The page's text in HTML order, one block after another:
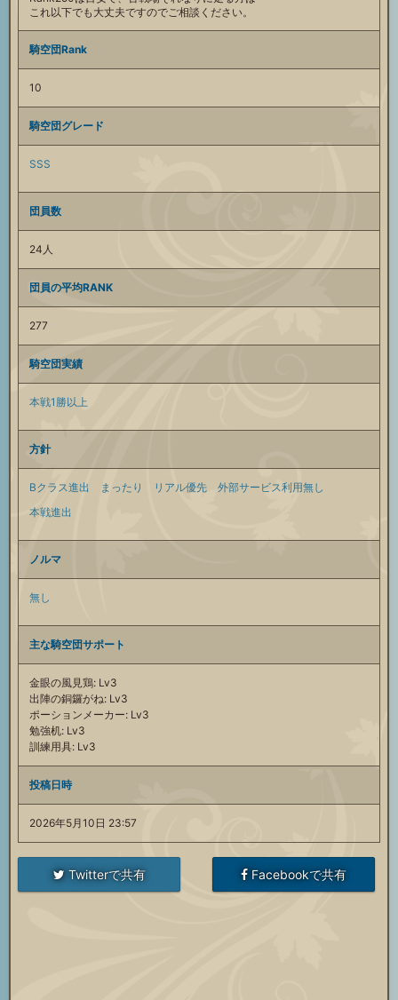
これ以下でも大丈夫ですのでご相談ください。
騎空団Rank
10
騎空団グレード
SSS
団員数
24人
団員の平均RANK
277
騎空団実績
本戦1勝以上
方針
Bクラス進出 まったり リアル優先
外部サービス利用無し
本戦進出
ノルマ
無し
主な騎空団サポート
金眼の風見鶏: Lv3
出陣の銅鑼がね: Lv3
ポーションメーカー: Lv3
勉強机: Lv3
訓練用具: Lv3
投稿日時
2026年5月10日 23:57
Twitterで共有 Facebookで共有